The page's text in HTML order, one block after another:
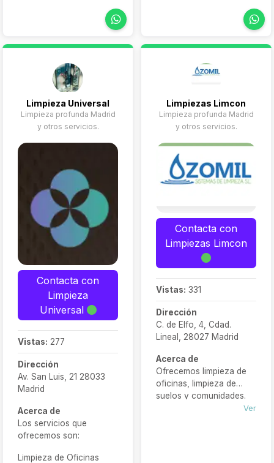
Cuidado de
Canguros y
niñeras
Mantenimiento
del hogar
elevados estándares de
profesionales a fondo,
además de muchos otros
servicios pensados para
el cuidado de personas
así como de todo tipo de
inmuebles.
Limpieza Universal
Limpieza profunda Madrid
y otros servicios.
Contacta con
Limpieza
Universal
Vistas: 277
Dirección
Av. San Luis, 21 28033
Madrid
Acerca de
Los servicios que
ofrecemos son:
Limpieza de Oficinas
Limpiezas Limcon
Limpieza profunda Madrid
y otros servicios.
Contacta con
Limpiezas Limcon
Vistas: 331
Dirección
C. de Elfo, 4, Cdad.
Lineal, 28027 Madrid
Acerca de
Ofrecemos limpieza de
oficinas, limpieza de
suelos y comunidades.
También tenemos otrosVer